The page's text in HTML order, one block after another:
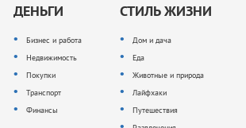
ДЕНЬГИ
Бизнес и работа
Недвижимость
Покупки
Транспорт
Финансы
СТИЛЬ ЖИЗНИ
Дом и дача
Еда
Животные и природа
Лайфхаки
Путешествия